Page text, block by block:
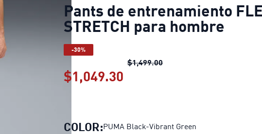
Pants de entrenamiento
STRETCH para hombre
-30%
$1,499.00Pants de entrenamiento
$1,049.30
COLOR:PUMA Black-Vibrant Green